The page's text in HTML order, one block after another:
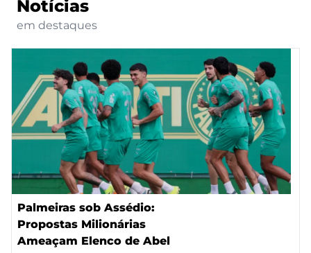
Notícias
em destaques
Palmeiras sob Assédio:
Propostas Milionárias
Ameaçam Elenco de Abel